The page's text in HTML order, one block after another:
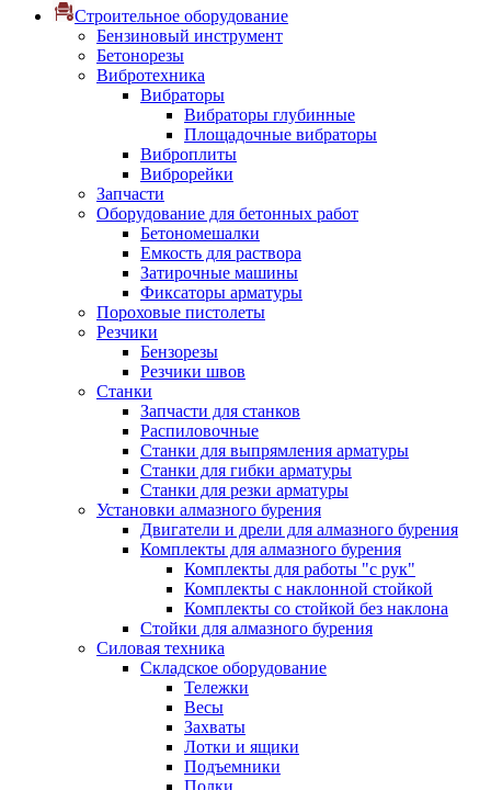
Строительное оборудование
Бензиновый инструмент
Бетонорезы
Вибротехника
Вибраторы
Вибраторы глубинные
Площадочные вибраторы
Виброплиты
Виброрейки
Запчасти
Оборудование для бетонных работ
Бетономешалки
Емкость для раствора
Затирочные машины
Фиксаторы арматуры
Пороховые пистолеты
Резчики
Бензорезы
Резчики швов
Станки
Запчасти для станков
Распиловочные
Станки для выпрямления арматуры
Станки для гибки арматуры
Станки для резки арматуры
Установки алмазного бурения
Двигатели и дрели для алмазного бурения
Комплекты для алмазного бурения
Комплекты для работы "с рук"
Комплекты с наклонной стойкой
Комплекты со стойкой без наклона
Стойки для алмазного бурения
Силовая техника
Складское оборудование
Тележки
Весы
Захваты
Лотки и ящики
Подъемники
Полки